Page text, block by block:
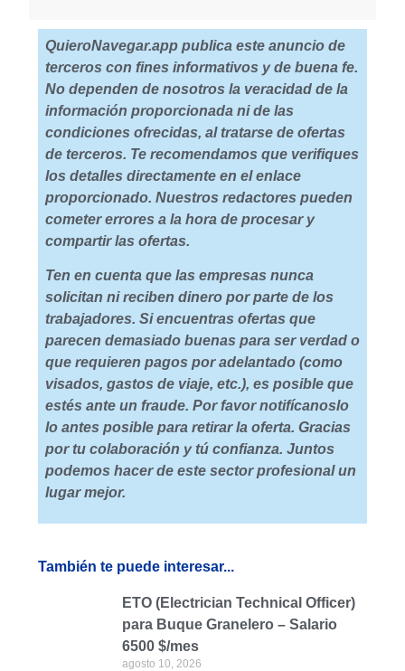
QuieroNavegar.app publica este anuncio de
terceros con fines informativos y de buena fe.
No dependen de nosotros la veracidad de la
información proporcionada ni de las
condiciones ofrecidas, al tratarse de ofertas
de terceros. Te recomendamos que verifiques
los detalles directamente en el enlace
proporcionado. Nuestros redactores pueden
cometer errores a la hora de procesar y
compartir las ofertas.
Ten en cuenta que las empresas nunca
solicitan ni reciben dinero por parte de los
trabajadores. Si encuentras ofertas que
parecen demasiado buenas para ser verdad o
que requieren pagos por adelantado (como
visados, gastos de viaje, etc.), es posible que
estés ante un fraude. Por favor notifícanoslo
lo antes posible para retirar la oferta. Gracias
por tu colaboración y tú confianza. Juntos
podemos hacer de este sector profesional un
lugar mejor.
También te puede interesar...
ETO (Electrician Technical Officer)
para Buque Granelero – Salario
6500 $/mes
agosto 10, 2026